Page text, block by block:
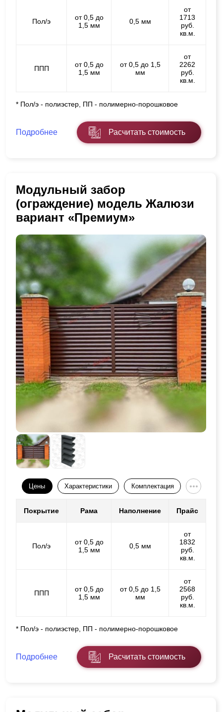
Пол/э
от 0,5 до
1,5 мм
0,5 мм
от
1713
руб.
кв.м.
ППП
от 0,5 до
1,5 мм
от 0,5 до 1,5
мм
от
2262
руб.
кв.м.
* Пол/э - полиэстер, ПП - полимерно-порошковое
Подробнее Расчитать стоимость
Модульный забор
(ограждение) модель Жалюзи
вариант «Премиум»
Цены Характеристики Комплектация
Покрытие Рама Наполнение Прайс
Пол/э
от 0,5 до
1,5 мм
0,5 мм
от
1832
руб.
кв.м.
ППП
от 0,5 до
1,5 мм
от 0,5 до 1,5
мм
от
2568
руб.
кв.м.
* Пол/э - полиэстер, ПП - полимерно-порошковое
Подробнее Расчитать стоимость